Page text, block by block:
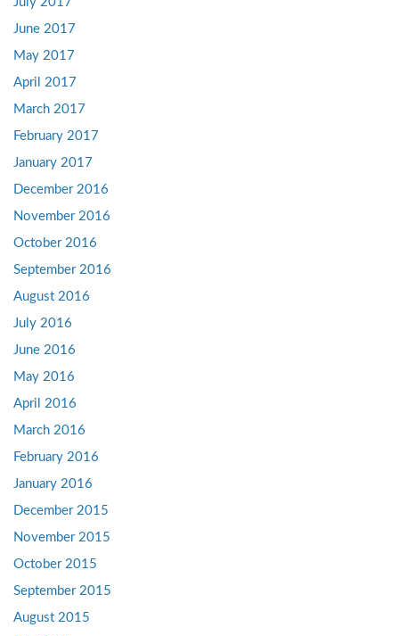
June 2017
May 2017
April 2017
March 2017
February 2017
January 2017
December 2016
November 2016
October 2016
September 2016
August 2016
July 2016
June 2016
May 2016
April 2016
March 2016
February 2016
January 2016
December 2015
November 2015
October 2015
September 2015
August 2015